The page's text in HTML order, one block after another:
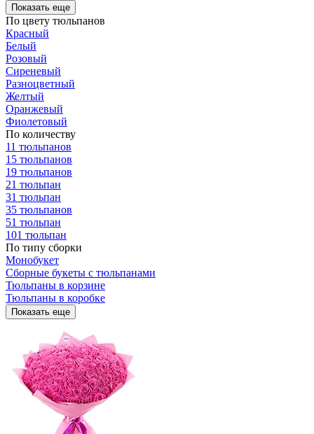
Показать еще
По цвету тюльпанов
Красный
Белый
Розовый
Сиреневый
Разноцветный
Желтый
Оранжевый
Фиолетовый
По количеству
11 тюльпанов
15 тюльпанов
19 тюльпанов
21 тюльпан
31 тюльпан
35 тюльпанов
51 тюльпан
101 тюльпан
По типу сборки
Монобукет
Сборные букеты с тюльпанами
Тюльпаны в корзине
Тюльпаны в коробке
Показать еще